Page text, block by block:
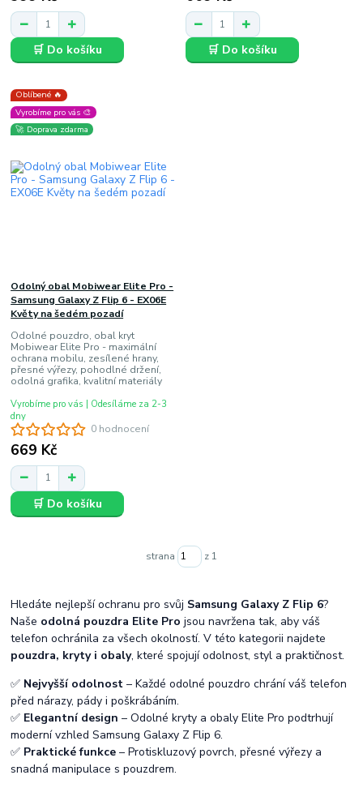
🛒 Do košíku 🛒 Do košíku
Oblíbené 🔥
Vyrobíme pro vás 🎨
🚀 Doprava zdarma
0 hodnocení
Odolný obal Mobiwear Elite Pro -
Samsung Galaxy Z Flip 6 - EX06E
Květy na šedém pozadí
Odolné pouzdro, obal kryt
Mobiwear Elite Pro - maximální
ochrana mobilu, zesílené hrany,
přesné výřezy, pohodlné držení,
odolná grafika, kvalitní materiály
669 Kč
Vyrobíme pro vás | Odesíláme za 2-3
dny
🛒 Do košíku
strana z 1
Hledáte nejlepší ochranu pro svůj Samsung Galaxy Z Flip 6?
Naše odolná pouzdra Elite Pro jsou navržena tak, aby váš
telefon ochránila za všech okolností. V této kategorii najdete
pouzdra, kryty i obaly, které spojují odolnost, styl a praktičnost.
✅ Nejvyšší odolnost – Každé odolné pouzdro chrání váš telefon
před nárazy, pády i poškrábáním.
✅ Elegantní design – Odolné kryty a obaly Elite Pro podtrhují
moderní vzhled Samsung Galaxy Z Flip 6.
✅ Praktické funkce – Protiskluzový povrch, přesné výřezy a
snadná manipulace s pouzdrem.